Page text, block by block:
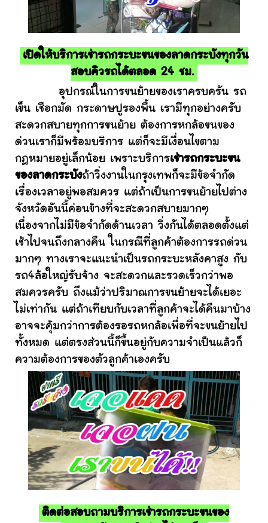
เปิดให้บริการเช่ารถกระบะขนของลาดกระบังทุกวัน
สอบคิวรถได้ตลอด 24 ชม.
อุปกรณ์ในการขนย้ายของเราครบครัน รถ
เข็น เชือกมัด กระดาษปูรองพื้น เรามีทุกอย่างครับ
สะดวกสบายทุกการขนย้าย ต้องการหกล้อขนของ
ด่วนเราก็มีพร้อมบริการ แต่ก็จะมีเงื่อนไขตาม
กฎหมายอยู่เล็กน้อย เพราะบริการเช่ารถกระบะขน
ของลาดกระบังถ้าวิ่งงานในกรุงเทพก็จะมีข้อจำกัด
เรื่องเวลาอยู่พอสมควร แต่ถ้าเป็นการขนย้ายไปต่าง
จังหวัดอันนี้ค่อนข้างที่จะสะดวกสบายมากๆ
เนื่องจากไม่มีข้อจำกัดด้านเวลา วิ่งกันได้ตลอดตั้งแต่
เช้าไปจนถึงกลางคืน ในกรณีที่ลูกค้าต้องการรถด่วน
มากๆ ทางเราจะแนะนำเป็นรถกระบะหลังคาสูง กับ
รถ4ล้อใหญ่รับจ้าง จะสะดวกและรวดเร็วกว่าพอ
สมควรครับ ถึงแม้ว่าปริมาณการขนย้ายจะได้เยอะ
ไม่เท่ากัน แต่ถ้าเทียบกับเวลาที่ลูกค้าจะได้คืนมาบ้าง
อาจจะคุ้มกว่าการต้องรอรถหกล้อเพื่อที่จะขนย้ายไป
ทั้งหมด แต่ตรงส่วนนี้ก็ขึ้นอยู่กับความจำเป็นแล้วก็
ความต้องการของตัวลูกค้าเองครับ
ติดต่อสอบถามบริการเช่ารถกระบะขนของ